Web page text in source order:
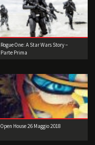
Rogue One: A Star Wars Story –
Parte Prima
Open House 26 Maggio 2018